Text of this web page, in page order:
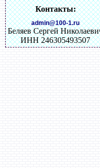
Контакты:
admin@100-1.ru
Беляев Сергей
ИНН 246305493507